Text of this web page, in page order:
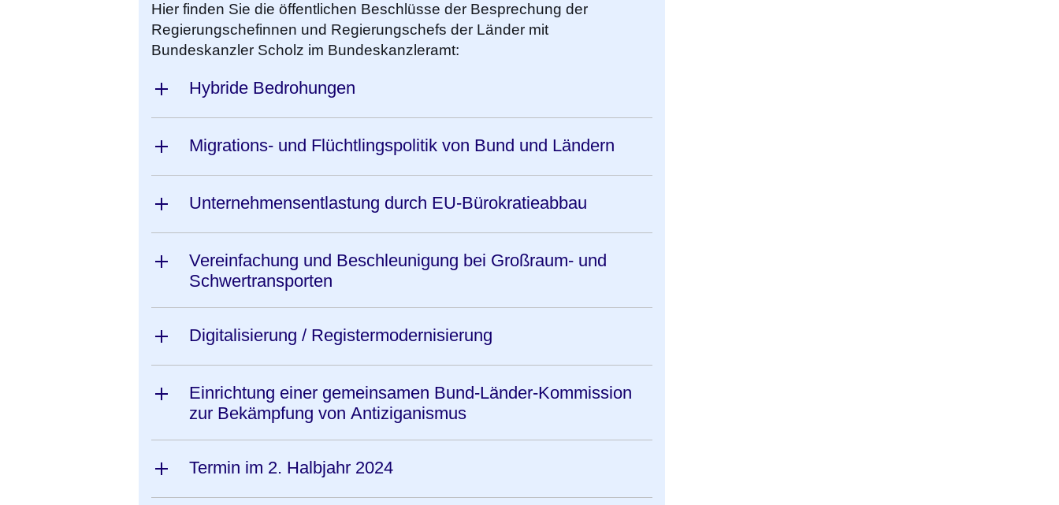
Hier finden Sie die öffentlichen Beschlüsse der Besprechung der
Regierungschefinnen und Regierungschefs der Länder mit
Bundeskanzler Scholz im Bundeskanzleramt:
Hybride Bedrohungen
Migrations- und Flüchtlingspolitik von Bund und Ländern
Unternehmensentlastung durch EU-Bürokratieabbau
Vereinfachung und Beschleunigung bei Großraum- und
Schwertransporten
Digitalisierung / Registermodernisierung
Einrichtung einer gemeinsamen Bund-Länder-Kommission
zur Bekämpfung von Antiziganismus
Termin im 2. Halbjahr 2024